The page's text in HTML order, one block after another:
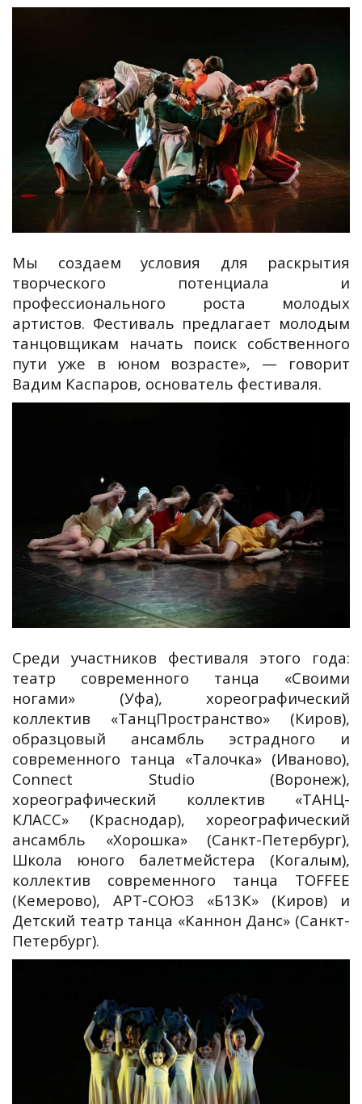
Мы создаем условия для раскрытия
творческого потенциала и
профессионального роста молодых
артистов. Фестиваль предлагает молодым
танцовщикам начать поиск собственного
пути уже в юном возрасте», — говорит
Вадим Каспаров, основатель фестиваля.
Среди участников фестиваля этого года:
театр современного танца «Своими
ногами» (Уфа), хореографический
коллектив «ТанцПространство» (Киров),
образцовый ансамбль эстрадного и
современного танца «Талочка» (Иваново),
Connect Studio (Воронеж),
хореографический коллектив «ТАНЦ-
КЛАСС» (Краснодар), хореографический
ансамбль «Хорошка» (Санкт-Петербург),
Школа юного балетмейстера (Когалым),
коллектив современного танца TOFFEE
(Кемерово), АРТ-СОЮЗ «Б13К» (Киров) и
Детский театр танца «Каннон Данс» (Санкт-
Петербург).